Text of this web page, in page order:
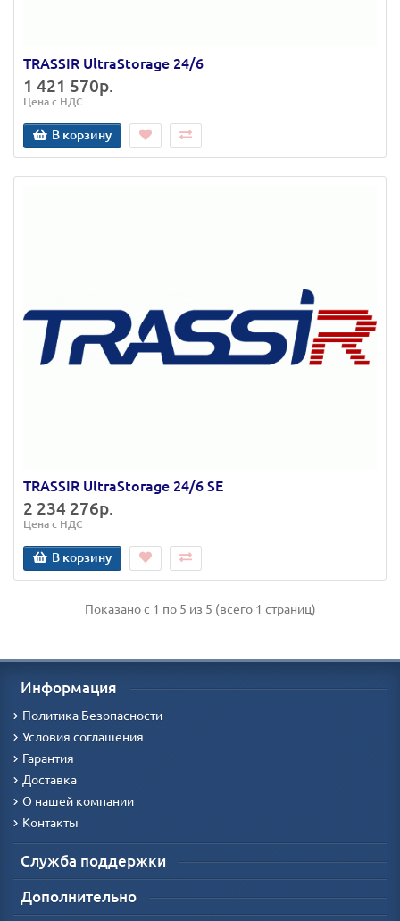
TRASSIR UltraStorage 24/6
1 421 570р.
Цена с НДС
В корзину
TRASSIR UltraStorage 24/6 SE
2 234 276р.
Цена с НДС
В корзину
Показано с 1 по 5 из 5 (всего 1 страниц)
Информация
Политика Безопасности
Условия соглашения
Гарантия
Доставка
О нашей компании
Контакты
Служба поддержки
Дополнительно